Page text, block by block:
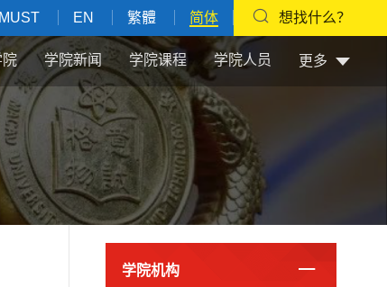
MUST EN 繁體 简体 想找什么？
院 学院新闻 学院课程 学院人员 更多
学院机构